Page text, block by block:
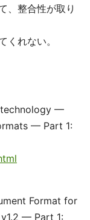
、整合性が取り
くれない。
technology —
— Part 1:
Format for
— Part 1: